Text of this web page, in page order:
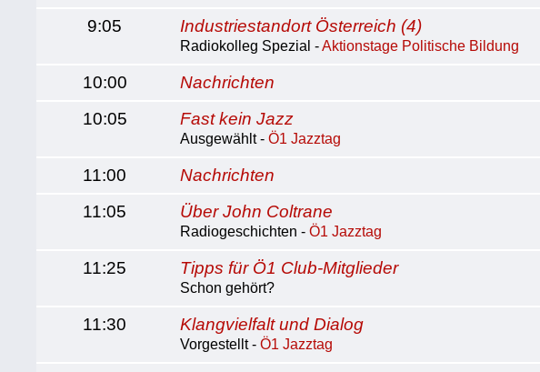
9:05
Industriestandort Österreich (4)
Radiokolleg Spezial -Aktionstage Politische Bildung
10:00
Nachrichten
10:05
Fast kein Jazz
Ausgewählt -Ö1 Jazztag
11:00
Nachrichten
11:05
Über John Coltrane
Radiogeschichten -Ö1 Jazztag
11:25 Tipps für Ö1 Club-Mitglieder
Schon gehört?
11:30 Klangvielfalt und Dialog
Vorgestellt -Ö1 Jazztag